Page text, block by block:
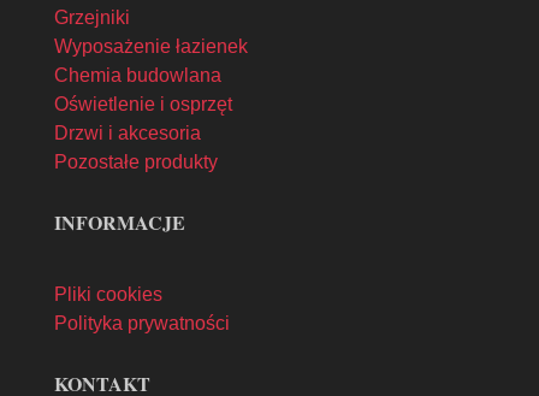
Grzejniki
Wyposażenie łazienek
Chemia budowlana
Oświetlenie i osprzęt
Drzwi i akcesoria
Pozostałe produkty
INFORMACJE
Pliki cookies
Polityka prywatności
KONTAKT